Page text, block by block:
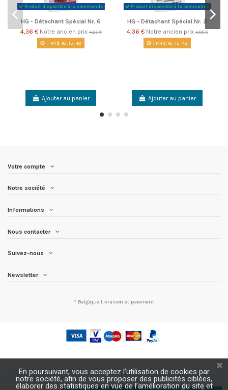
Produit disponible à la commande
HG - Détachant Spécial Nr. 6
4,36 € Notre ancien prix4,85 €
144d. 16:15:48
Ajouter au panier
Produit disponible à la commande
HG - Détachant Spécial Nr. 2
4,36 € Notre ancien prix4,85 €
144d. 16:15:48
Ajouter au panier
Votre compte
Notre société
Informations
Nous contacter
Suivez-nous
Newsletter
* Belgique Livraison et paiement
En poursuivant, vous acceptez l’utilisation de cookies par
notre société, afin de vous proposer des publicités ciblées,
élaborer des statistiques en vue de l’amélioration du site et